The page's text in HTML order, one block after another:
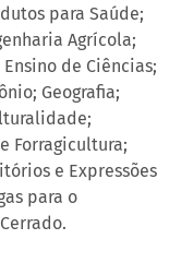
para Saúde;
Agrícola;
de Ciências;
Geografia;
Forragicultura;
e Expressões
para o